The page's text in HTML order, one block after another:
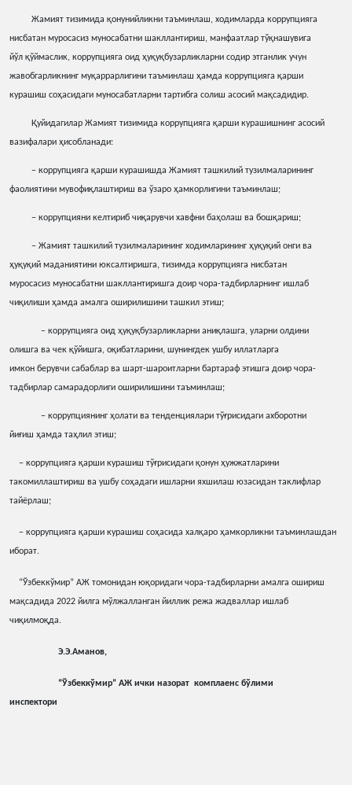
Жамият тизимидақонунийликни таъминлаш, ходимларда коррупцияга
нисбатан муросасиз муносабатни шакллантириш, манфаатлар тўқнашувига
йўл қўймаслик, коррупцияга оид ҳуқуқбузарликларни содир этганлик учун
жавобгарликнинг муқаррарлигини таъминлаш ҳамда коррупцияга қарши
курашиш соҳасидаги муносабатларни тартибга солиш асосий мақсадидир.
Қуйидагилар Жамият тизимида коррупцияга қарши курашишнинг асосий
вазифалари ҳисобланади:
− коррупциягақарши курашишда Жамият ташкилий тузилмаларининг
фаолиятини мувофиқлаштириш ва ўзаро ҳамкорлигини таъминлаш;
− коррупцияни келтириб чиқарувчи хавфни баҳолаш ва бошқариш;
− Жамият ташкилий тузилмаларининг ходимларинингҳуқуқий онги ва
ҳуқуқий маданиятини юксалтиришга, тизимда коррупцияга нисбатан
муросасиз муносабатни шакллантиришга доир чора-тадбирларнинг ишлаб
чиқилиши ҳамда амалга оширилишини ташкил этиш;
− коррупцияга оид ҳуқуқбузарликларни аниқлашга, уларни олдини
олишга ва чек қўйишга, оқибатларини, шунингдек ушбу иллатларга
имкон берувчи сабаблар ва шарт-шароитларни бартараф этишга доир чора-
тадбирлар самарадорлиги оширилишини таъминлаш;
− коррупциянинг ҳолати ва тенденциялари тўғрисидаги ахборотни
йиғиш ҳамда таҳлил этиш;
− коррупцияга қарши курашиш тўғрисидаги қонун ҳужжатларини
такомиллаштириш ва ушбу соҳадаги ишларни яхшилаш юзасидан таклифлар
тайёрлаш;
− коррупцияга қарши курашиш соҳасида халқаро ҳамкорликни таъминлашдан
иборат.
“Ўзбеккўмир” АЖ томонидан юқоридаги чора-тадбирларни амалга ошириш
мақсадида 2022 йилга мўлжалланган йиллик режа жадваллар ишлаб
чиқилмоқда.
Э.Э.Аманов,
“Ўзбеккўмир” АЖ ички назорат комплаенс бўлими
инспектори